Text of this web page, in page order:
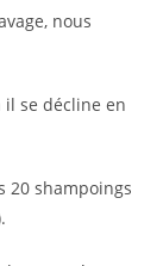
nous
se décline en
20 shampoings